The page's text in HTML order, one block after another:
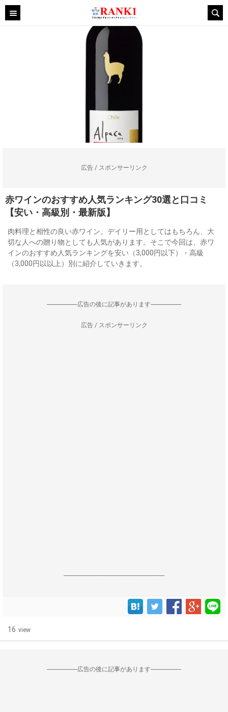
広告 / スポンサーリンク
赤ワインのおすすめ人気ランキング30選と口コミ
【安い・高級別・最新版】
肉料理と相性の良い赤ワイン。デイリー用としてはもちろん、大
切な人への贈り物としても人気があります。そこで今回は、赤ワ
インのおすすめ人気ランキングを安い（3,000円以下）・高級
（3,000円以以上）別に紹介していきます。
--------------------広告の後に記事があります--------------------
広告 / スポンサーリンク
------------------------------------------------------------------
16 view
--------------------広告の後に記事があります--------------------